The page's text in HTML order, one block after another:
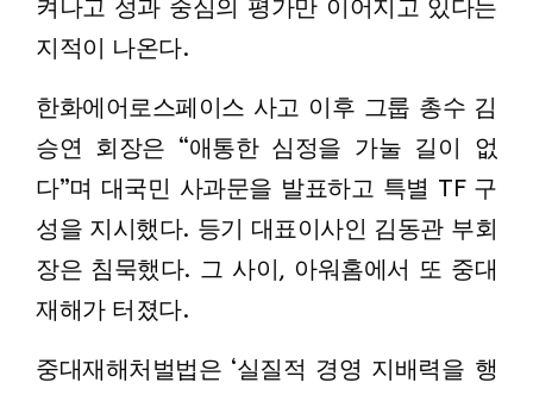
켜나고 성과 중심의 평가만 이어지고 있다는
지적이 나온다.
한화에어로스페이스 사고 이후 그룹 총수 김
승연 회장은 “애통한 심정을 가눌 길이 없
다”며 대국민 사과문을 발표하고 특별 TF 구
성을 지시했다. 등기 대표이사인 김동관 부회
장은 침묵했다. 그 사이, 아워홈에서 또 중대
재해가 터졌다.
중대재해처벌법은 ‘실질적 경영 지배력을 행